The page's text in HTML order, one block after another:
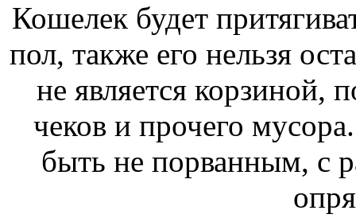
Кошелек будет
пол, также его нельзя
не является корзиной,
чеков и прочего
быть не порванным, с